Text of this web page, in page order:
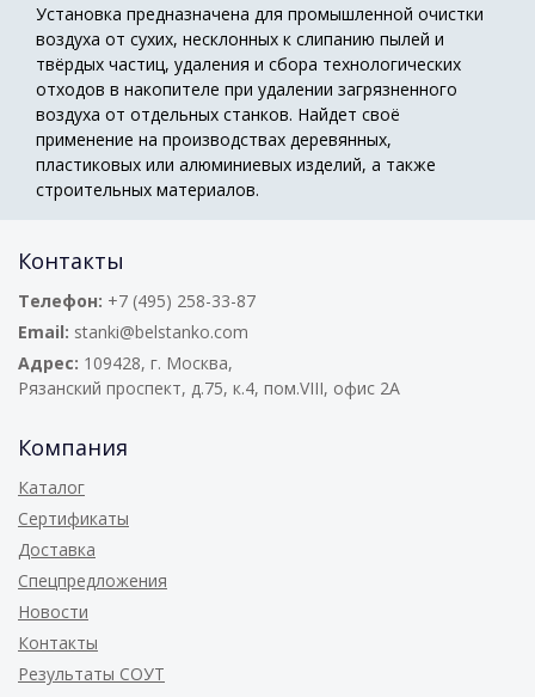
Установка предназначена для промышленной очистки
воздуха от сухих, несклонных к слипанию пылей и
твёрдых частиц, удаления и сбора технологических
отходов в накопителе при удалении загрязненного
воздуха от отдельных станков. Найдет своё
применение на производствах деревянных,
пластиковых или алюминиевых изделий, а также
строительных материалов.
Контакты
Телефон: +7 (495) 258-33-87
Email: stanki@belstanko.com
Адрес: 109428, г. Москва,
Рязанский проспект, д.75, к.4, пом.VIII, офис 2А
Компания
Каталог
Сертификаты
Доставка
Спецпредложения
Новости
Контакты
Результаты СОУТ